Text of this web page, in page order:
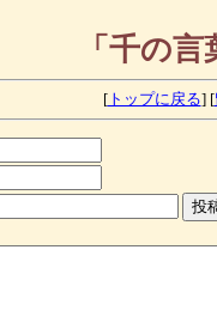
「千の
[トップに戻る] [